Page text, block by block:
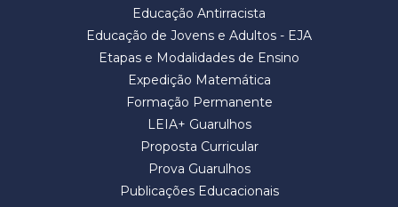
Educação Antirracista
Educação de Jovens e Adultos - EJA
Etapas e Modalidades de Ensino
Expedição Matemática
Formação Permanente
LEIA+ Guarulhos
Proposta Curricular
Prova Guarulhos
Publicações Educacionais